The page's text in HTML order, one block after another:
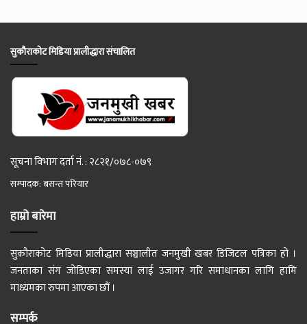
सुकौराकोट मिडिया प्रालीद्धारा संचालित
सूचना विभाग दर्ता नं. : २८२१/०७८-०७९
सम्पादक: बसन्त परियार
हाम्रो बारेमा
सुकौराकोट मिडिया प्रालीद्धारा सञ्चालीत जनमुखी खबर डिजिटल पत्रिका हो ।
जनताका संग जोडिएका समस्या लाई उजागर गरि समाधानका लागि हामि
माध्यमका रुपमा आएका छौं ।
सम्पर्क